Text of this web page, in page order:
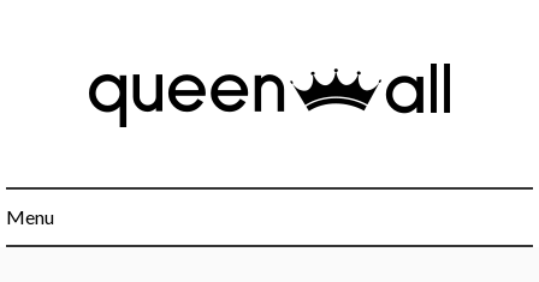
Menu